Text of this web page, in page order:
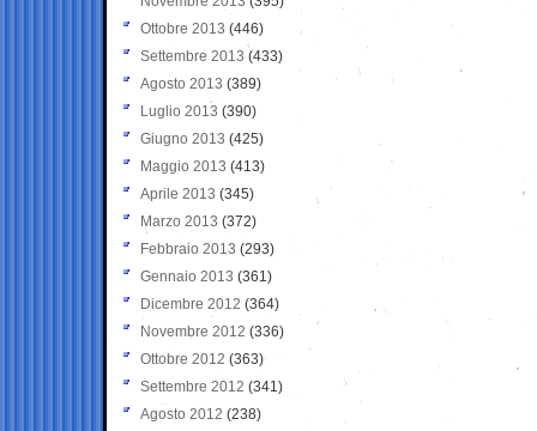
Ottobre 2013 (446)
Settembre 2013 (433)
Agosto 2013 (389)
Luglio 2013 (390)
Giugno 2013 (425)
Maggio 2013 (413)
Aprile 2013 (345)
Marzo 2013 (372)
Febbraio 2013 (293)
Gennaio 2013 (361)
Dicembre 2012 (364)
Novembre 2012 (336)
Ottobre 2012 (363)
Settembre 2012 (341)
Agosto 2012 (238)